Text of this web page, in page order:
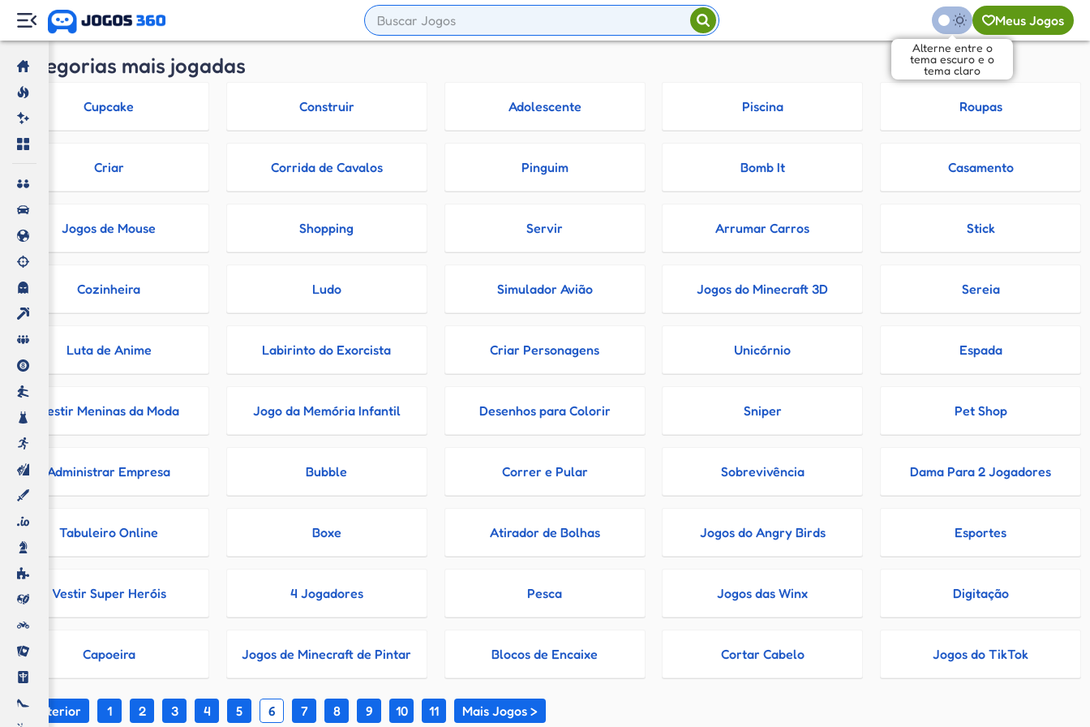
Alterne entre o
tema escuro e o
tema claro
Meus Jogos
Categorias mais jogadas
Cupcake Construir Adolescente Piscina Roupas
Criar Corrida de Cavalos Pinguim Bomb It Casamento
Jogos de Mouse Shopping Servir Arrumar Carros Stick
Cozinheira Ludo Simulador Avião Jogos do Minecraft 3D Sereia
Luta de Anime Labirinto do Exorcista Criar Personagens Unicórnio Espada
Vestir Meninas da Moda Jogo da Memória Infantil Desenhos para Colorir Sniper Pet Shop
Administrar Empresa Bubble Correr e Pular Sobrevivência Dama Para 2 Jogadores
Tabuleiro Online Boxe Atirador de Bolhas Jogos do Angry Birds Esportes
Vestir Super Heróis 4 Jogadores Pesca Jogos das Winx Digitação
Capoeira Jogos de Minecraft de Pintar Blocos de Encaixe Cortar Cabelo Jogos do TikTok
< Anterior 1 2 3 4 5 6 7 8 9 10 11 Mais Jogos >